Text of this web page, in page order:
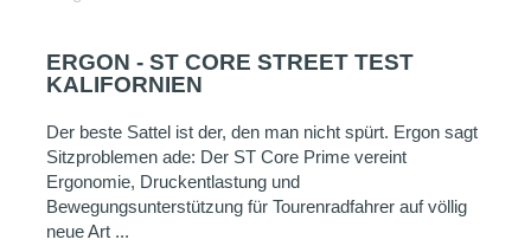
ERGON - ST CORE STREET TEST
KALIFORNIEN
Der beste Sattel ist der, den man nicht spürt. Ergon sagt
Sitzproblemen ade: Der ST Core Prime vereint
Ergonomie, Druckentlastung und
Bewegungsunterstützung für Tourenradfahrer auf völlig
neue Art ...